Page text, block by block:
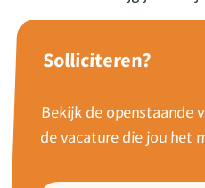
Solliciteren?
Bekijk de openstaande
de vacature die jou het